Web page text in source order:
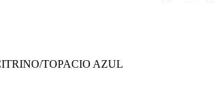
TOPACIO AZUL